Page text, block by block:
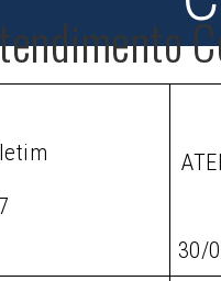
30/